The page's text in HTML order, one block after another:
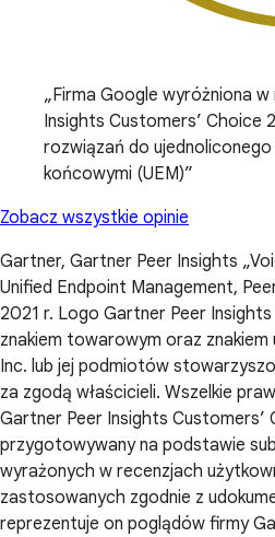
Firma Google wyróżniona
Insights Customers’ Choice
rozwiązań do
końcowymi (UEM)
Zobacz wszystkie opinie
Gartner, Gartner Peer Insights
Unified Endpoint Management,
2021 r. Logo Gartner Peer
znakiem towarowym oraz znakiem
Inc. lub jej podmiotów
za zgodą właścicieli. Wszelkie
Gartner Peer Insights Customers’
przygotowywany na podstawie
wyrażonych w recenzjach
zastosowanych zgodnie z
reprezentuje on poglądów firmy